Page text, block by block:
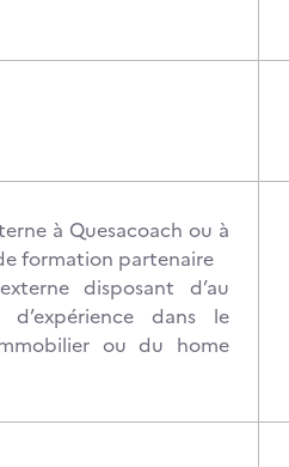
à Quesacoach ou à
formation partenaire
disposant d’au
dans le
ou du home